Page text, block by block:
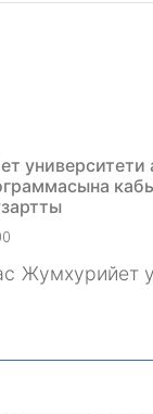
университети
Жумхурийет